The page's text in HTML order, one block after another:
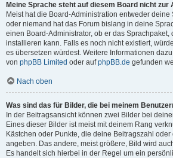
Meine Sprache steht auf diesem Board nicht zur
Meist hat die Board-Administration entweder
oder niemand hat das Forum bislang in deine
einen Board-Administrator, ob er das Sprachpaket,
installieren kann. Falls es noch nicht existiert,
es übersetzen würdest. Weitere Informationen
von phpBB Limited oder aufphpBB.de gefunden
Nach oben
Was sind das für Bilder, die bei meinem
In der Beitragsansicht können zwei Bilder bei
Eines dieser Bilder ist meist mit deinem Rang
Kästchen oder Punkte, die deine Beitragszahl
angeben. Das andere, meist größere, Bild wird
Es handelt sich hierbei in der Regel um ein